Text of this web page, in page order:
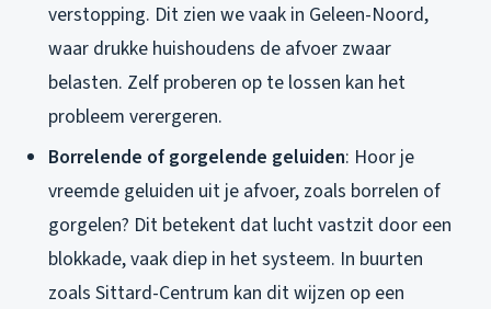
verstopping. Dit zien we vaak in Geleen-Noord,
waar drukke huishoudens de afvoer zwaar
belasten. Zelf proberen op te lossen kan het
probleem verergeren.
Borrelende of gorgelende geluiden: Hoor je
vreemde geluiden uit je afvoer, zoals borrelen of
gorgelen? Dit betekent dat lucht vastzit door een
blokkade, vaak diep in het systeem. In buurten
zoals Sittard-Centrum kan dit wijzen op een